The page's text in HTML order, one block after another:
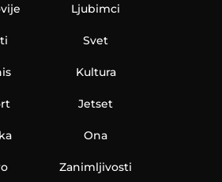
Ljubimci
Svet
Kultura
Jetset
Ona
Zanimljivosti